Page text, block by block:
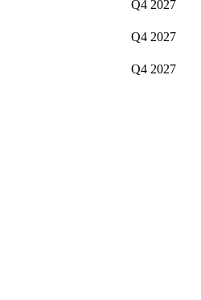
Q4 2027
Q4 2027
Q4 2027